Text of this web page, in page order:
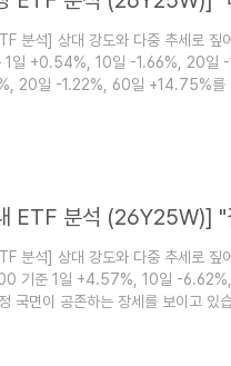
분석] 상대 강도와 다중 추세로
1일 +0.54%, 10일 -1.66%, 20일
20일 -1.22%, 60일 +14.75%를
감지됩니다. 이렇게 지수 자체가 변
분석] 상대 강도와 다중 추세로
기준 1일 +4.57%, 10일 -
국면이 공존하는 장세를 보이고 있
절대 수익률이 아니라 벤치마크 대